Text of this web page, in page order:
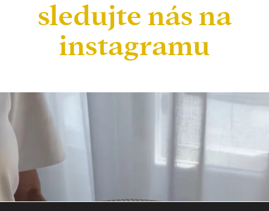
sledujte nás na
instagramu